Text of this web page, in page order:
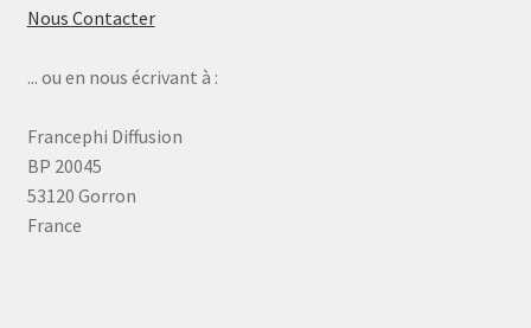
Nous Contacter
... ou en nous écrivant à :
Francephi Diffusion
BP 20045
53120 Gorron
France